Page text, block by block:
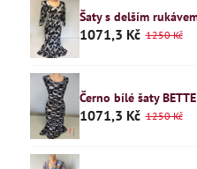
Šaty s delším
1071,3 Kč 1250 Kč
Černo bílé šaty BETTE
1071,3 Kč 1250 Kč